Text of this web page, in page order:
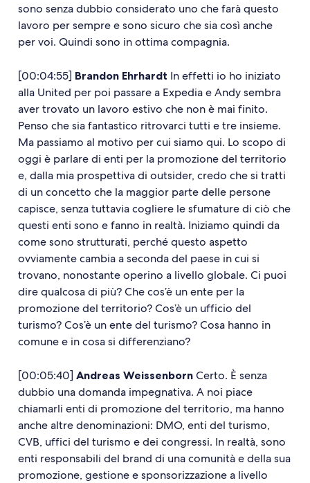
sono senza dubbio considerato uno che farà questo
lavoro per sempre e sono sicuro che sia così anche
per voi. Quindi sono in ottima compagnia.
[00:04:55] Brandon Ehrhardt In effetti io ho iniziato
alla United per poi passare a Expedia e Andy sembra
aver trovato un lavoro estivo che non è mai finito.
Penso che sia fantastico ritrovarci tutti e tre insieme.
Ma passiamo al motivo per cui siamo qui. Lo scopo di
oggi è parlare di enti per la promozione del territorio
e, dalla mia prospettiva di outsider, credo che si tratti
di un concetto che la maggior parte delle persone
capisce, senza tuttavia cogliere le sfumature di ciò che
questi enti sono e fanno in realtà. Iniziamo quindi da
come sono strutturati, perché questo aspetto
ovviamente cambia a seconda del paese in cui si
trovano, nonostante operino a livello globale. Ci puoi
dire qualcosa di più? Che cos’è un ente per la
promozione del territorio? Cos’è un ufficio del
turismo? Cos’è un ente del turismo? Cosa hanno in
comune e in cosa si differenziano?
[00:05:40] Andreas Weissenborn Certo. È senza
dubbio una domanda impegnativa. A noi piace
chiamarli enti di promozione del territorio, ma hanno
anche altre denominazioni: DMO, enti del turismo,
CVB, uffici del turismo e dei congressi. In realtà, sono
enti responsabili del brand di una comunità e della sua
promozione, gestione e sponsorizzazione a livello